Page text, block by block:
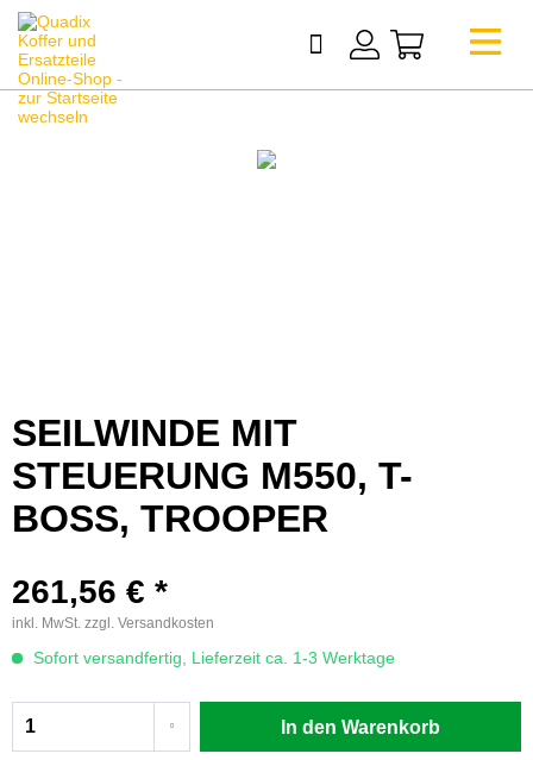
SEILWINDE MIT
STEUERUNG M550, T-
BOSS, TROOPER
261,56 € *
inkl. MwSt. zzgl. Versandkosten
Sofort versandfertig, Lieferzeit ca. 1-3 Werktage
In den Warenkorb